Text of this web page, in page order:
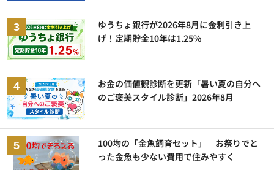
ゆうちょ銀行が2026年8月に金利引き上
げ！定期貯金10年は1.25%
お金の価値観診断を更新「暑い夏の自分へ
のご褒美スタイル診断」2026年8月
100均の「金魚飼育セット」 お祭りでと
った金魚も少ない費用で住みやすく